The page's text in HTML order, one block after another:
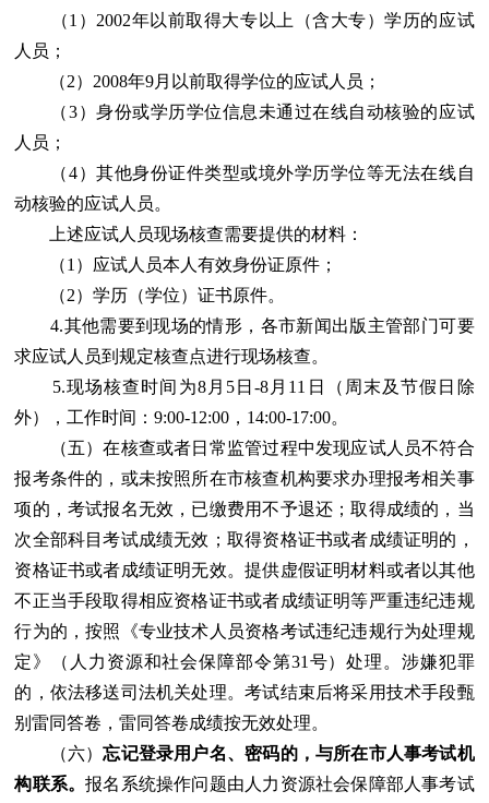
（1）2002年以前取得大专以上（含大专）学历的应试
人员；
（2）2008年9月以前取得学位的应试人员；
（3）身份或学历学位信息未通过在线自动核验的应试
人员；
（4）其他身份证件类型或境外学历学位等无法在线自
动核验的应试人员。
上述应试人员现场核查需要提供的材料：
（1）应试人员本人有效身份证原件；
（2）学历（学位）证书原件。
4.其他需要到现场的情形，各市新闻出版主管部门可要
求应试人员到规定核查点进行现场核查。
5.现场核查时间为8月5日-8月11日（周末及节假日除
外），工作时间：9:00-12:00，14:00-17:00。
（五）在核查或者日常监管过程中发现应试人员不符合
报考条件的，或未按照所在市核查机构要求办理报考相关事
项的，考试报名无效，已缴费用不予退还；取得成绩的，当
次全部科目考试成绩无效；取得资格证书或者成绩证明的，
资格证书或者成绩证明无效。提供虚假证明材料或者以其他
不正当手段取得相应资格证书或者成绩证明等严重违纪违规
行为的，按照《专业技术人员资格考试违纪违规行为处理规
定》（人力资源和社会保障部令第31号）处理。涉嫌犯罪
的，依法移送司法机关处理。考试结束后将采用技术手段甄
别雷同答卷，雷同答卷成绩按无效处理。
（六）忘记登录用户名、密码的，与所在市人事考试机
构联系。报名系统操作问题由人力资源社会保障部人事考试